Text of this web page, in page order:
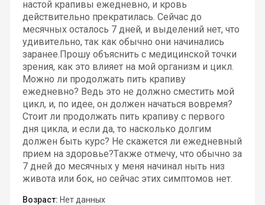
настой крапивы ежедневно, и кровь
действительно прекратилась. Сейчас до
месячных осталось 7 дней, и выделений нет, что
удивительно, так как обычно они начинались
заранее.Прошу объяснить с медицинской точки
зрения, как это влияет на мой организм и цикл.
Можно ли продолжать пить крапиву
ежедневно? Ведь это не должно сместить мой
цикл, и, по идее, он должен начаться вовремя?
Стоит ли продолжать пить крапиву с первого
дня цикла, и если да, то насколько долгим
должен быть курс? Не скажется ли ежедневный
прием на здоровье?Также отмечу, что обычно за
7 дней до месячных у меня начинал ныть низ
живота или бок, но сейчас этих симптомов нет.
Возраст: Нет данных